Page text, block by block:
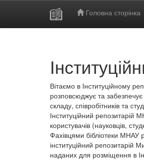
Головна сторінка
Вітаємо в Інституційному
розповсюджує та
складу, співробітників та
Інституційний репозитарій
користувачів (науковців,
Фахівцями бібліотеки МНАУ
інституційний репозитарій
наданих для розміщення в